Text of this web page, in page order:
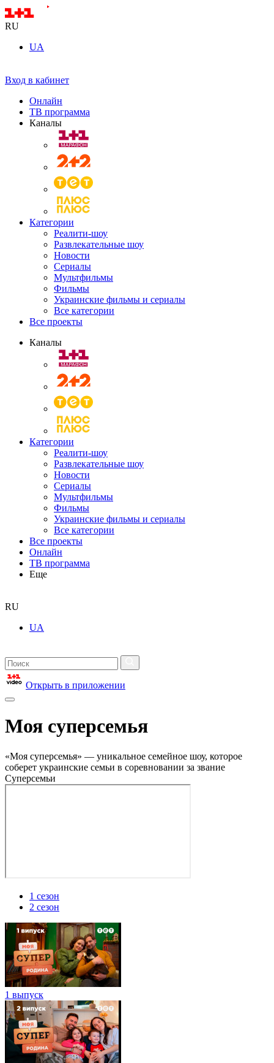
RU
UA
Вход в кабинет
Онлайн
ТВ программа
Каналы
Категории
Реалити-шоу
Развлекательные шоу
Новости
Сериалы
Мультфильмы
Фильмы
Украинские фильмы и сериалы
Все категории
Все проекты
Каналы
Категории
Реалити-шоу
Развлекательные шоу
Новости
Сериалы
Мультфильмы
Фильмы
Украинские фильмы и сериалы
Все категории
Все проекты
Онлайн
ТВ программа
Еще
RU
UA
Открыть в приложении
Моя суперсемья
«Моя суперсемья» — уникальное семейное шоу, которое
соберет украинские семьи в соревновании за звание
Суперсемьи
1 сезон
2 сезон
1 выпуск